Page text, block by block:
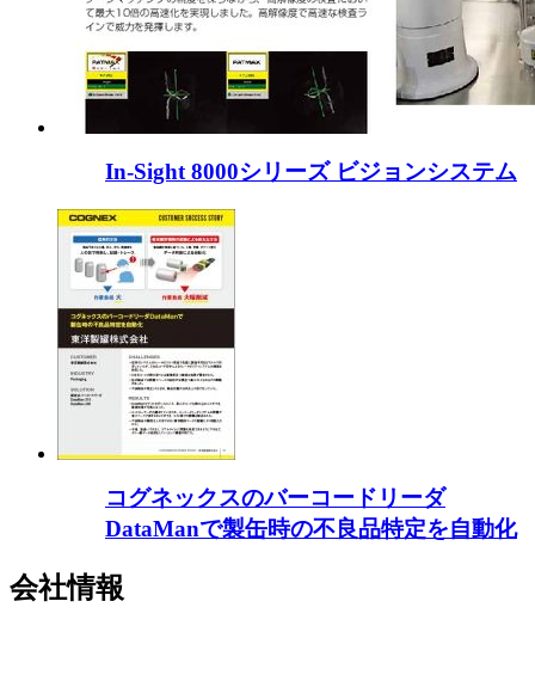
In-Sight 8000シリーズ ビジョンシステム
コグネックスのバーコードリーダ
DataManで製缶時の不良品特定を自動化
会社情報